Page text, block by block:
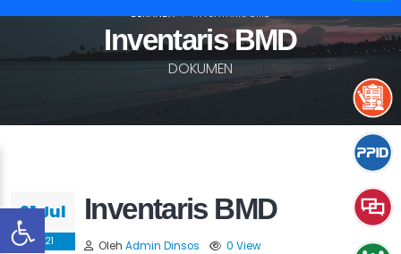
Inventaris BMD
DOKUMEN
BERANDA INVENTARIS BMD
31 Jul
2021
Inventaris BMD
Oleh Admin Dinsos 0 View